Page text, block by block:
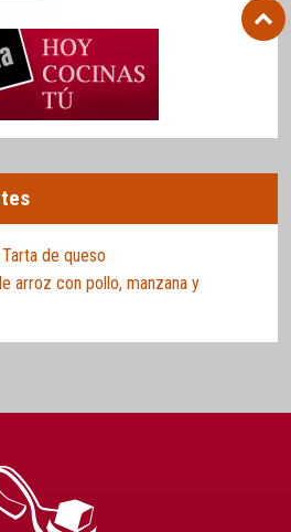
de queso
arroz con pollo, manzana y